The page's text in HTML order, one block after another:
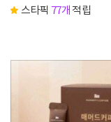
스타픽 77개적립